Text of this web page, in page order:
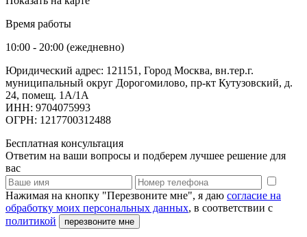
Время работы
10:00 - 20:00 (ежедневно)
Юридический адрес: 121151, Город Москва, вн.тер.г.
муниципальный округ Дорогомилово, пр-кт Кутузовский, д.
24, помещ. 1А/1А
ИНН: 9704075993
ОГРН: 1217700312488
Бесплатная консультация
Ответим на ваши вопросы и подберем лучшее решение для
вас
Нажимая на кнопку "Перезвоните мне", я даю согласие на
обработку моих персональных данных, в соответствии с
политикой
перезвоните мне